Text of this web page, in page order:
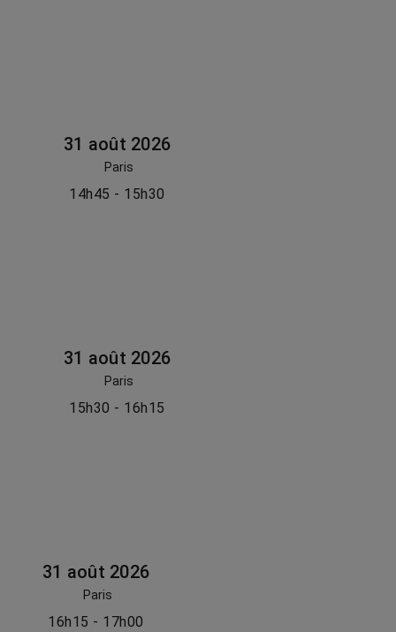
31 août 2026
Paris
14h45 - 15h30
31 août 2026
Paris
15h30 - 16h15
31 août 2026
Paris
16h15 - 17h00